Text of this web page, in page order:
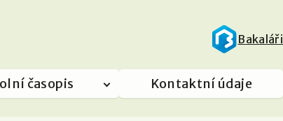
Bakaláři
časopis Kontaktní údaje